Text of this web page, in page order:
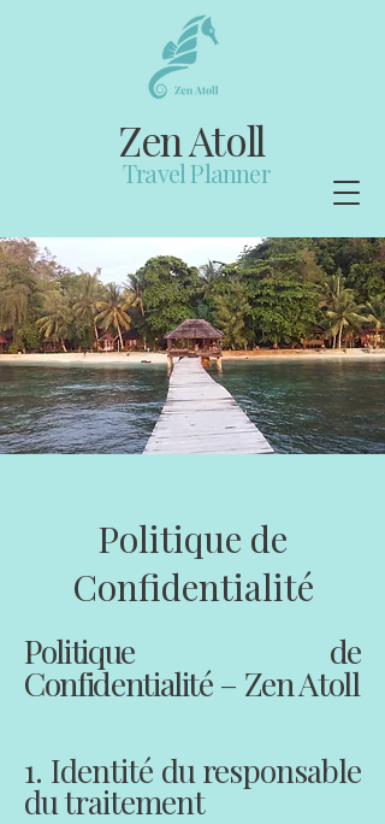
Zen Atoll
Travel Planner
Politique de
Confidentialité
Politique de
Confidentialité – Zen Atoll
1. Identité du responsable
du traitement